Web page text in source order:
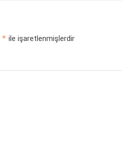
* ile işaretlenmişlerdir